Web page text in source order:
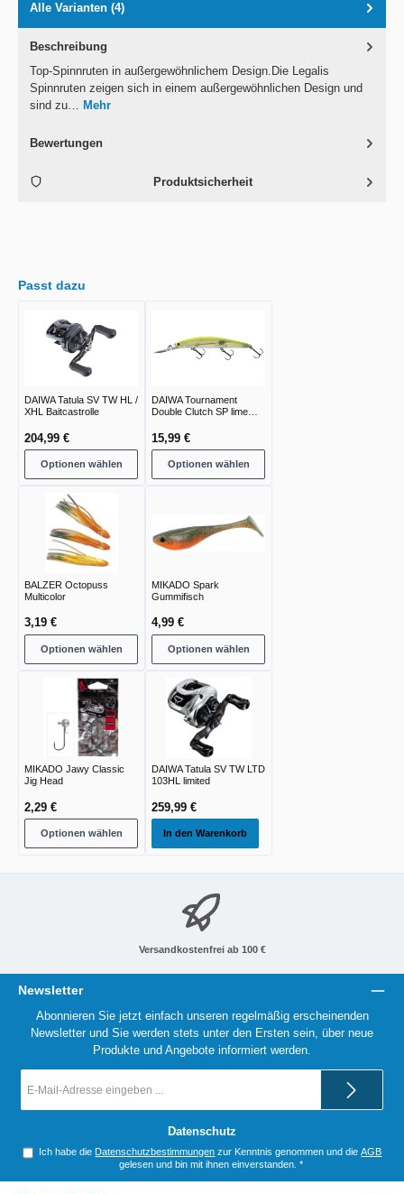
Alle Varianten (4)
Beschreibung
Top-Spinnruten in außergewöhnlichem Design.Die Legalis
Spinnruten zeigen sich in einem außergewöhnlichen Design und
sind zu… Mehr
Bewertungen
Produktsicherheit
Passt dazu
DAIWA Tatula SV TW HL /
XHL Baitcastrolle
204,99 €
Optionen wählen
DAIWA Tournament
Double Clutch SP lime
15,99 €
Optionen wählen
BALZER Octopuss
Multicolor
3,19 €
Optionen wählen
MIKADO Spark
Gummifisch
4,99 €
Optionen wählen
MIKADO Jawy Classic
Jig Head
2,29 €
Optionen wählen
DAIWA Tatula SV TW LTD
103HL limited
259,99 €
In den Warenkorb
Versandkostenfrei ab 100 €
Newsletter
Abonnieren Sie jetzt einfach unseren regelmäßig erscheinenden
Newsletter und Sie werden stets unter den Ersten sein, über neue
Produkte und Angebote informiert werden.
Mail-
Datenschutz
Ich habe die Datenschutzbestimmungen zur Kenntnis genommen und dieAGB
gelesen und bin mit ihnen einverstanden. *